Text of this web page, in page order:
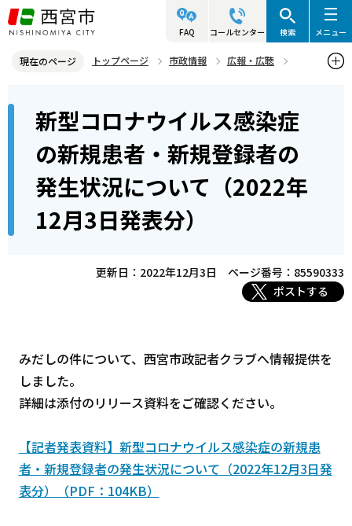
こ
の
ジ
FAQ コールセンター 検索 メニュー
現在のページ トップページ 市政情報
広報・広聴
新型コロナウイルス感染症の新規患者・新規登録者の発生状況につい
て（2022年12月3日発表分）
新型コロナウイルス感染症
の新規患者・新規登録者の
発生状況について（2022年
12月3日発表分）
更新日：2022年12月3日
ページ番号：85590333
ポストする
みだしの件について、西宮市政記者クラブへ情報提供を
しました。
詳細は添付のリリース資料をご確認ください。
【記者発表資料】新型コロナウイルス感染症の新規患
者・新規登録者の発生状況について（2022年12月3日発
表分）（PDF：104KB）